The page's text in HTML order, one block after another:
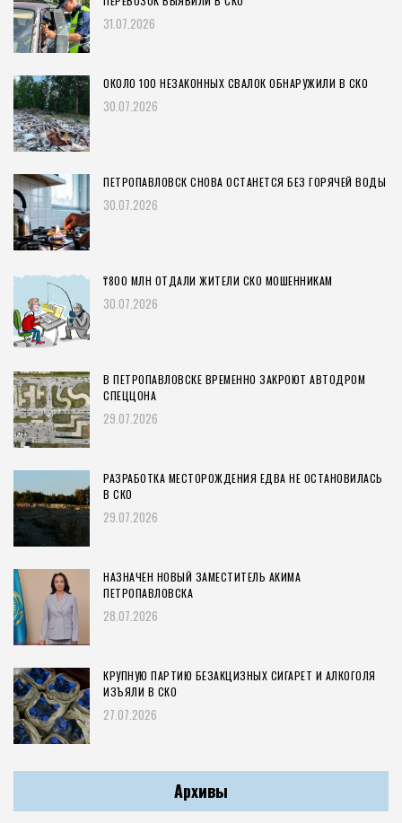
31.07.2026
ОКОЛО 100 НЕЗАКОННЫХ СВАЛОК ОБНАРУЖИЛИ В СКО
30.07.2026
ПЕТРОПАВЛОВСК СНОВА ОСТАНЕТСЯ БЕЗ ГОРЯЧЕЙ ВОДЫ
30.07.2026
₸800 МЛН ОТДАЛИ ЖИТЕЛИ СКО МОШЕННИКАМ
30.07.2026
В ПЕТРОПАВЛОВСКЕ ВРЕМЕННО ЗАКРОЮТ АВТОДРОМ
СПЕЦЦОНА
29.07.2026
РАЗРАБОТКА МЕСТОРОЖДЕНИЯ ЕДВА НЕ ОСТАНОВИЛАСЬ
В СКО
29.07.2026
НАЗНАЧЕН НОВЫЙ ЗАМЕСТИТЕЛЬ АКИМА
ПЕТРОПАВЛОВСКА
28.07.2026
КРУПНУЮ ПАРТИЮ БЕЗАКЦИЗНЫХ СИГАРЕТ И АЛКОГОЛЯ
ИЗЪЯЛИ В СКО
27.07.2026
Архивы